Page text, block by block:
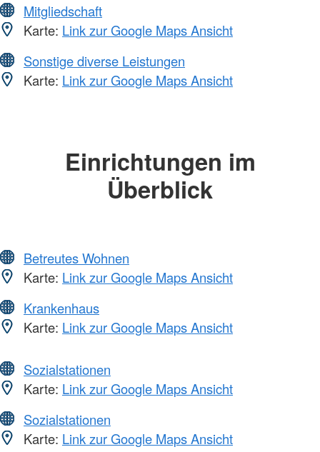
Mitgliedschaft
Karte: Link zur Google Maps Ansicht
Sonstige diverse Leistungen
Karte: Link zur Google Maps Ansicht
Einrichtungen im
Überblick
Betreutes Wohnen
Karte: Link zur Google Maps Ansicht
Krankenhaus
Karte: Link zur Google Maps Ansicht
Sozialstationen
Karte: Link zur Google Maps Ansicht
Sozialstationen
Karte: Link zur Google Maps Ansicht